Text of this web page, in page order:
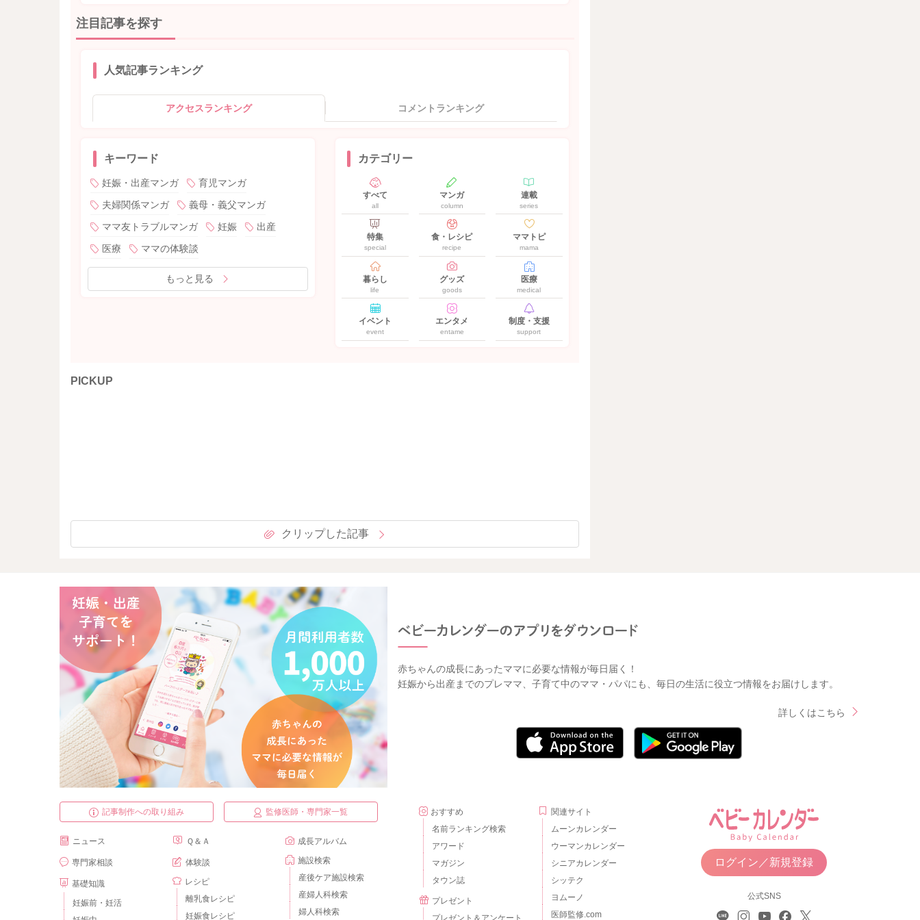
注目記事を探す
人気記事ランキング
アクセスランキング コメントランキング
キーワード
妊娠・出産マンガ
育児マンガ
夫婦関係マンガ
義母・義父マンガ
ママ友トラブルマンガ
妊娠
出産
医療
ママの体験談
もっと見る
カテゴリー
すべて
all
マンガ
column
連載
series
特集
special
食・レシピ
recipe
ママトピ
mama
暮らし
life
グッズ
goods
医療
medical
イベント
event
エンタメ
entame
制度・支援
support
PICKUP
クリップした記事
赤ちゃんの成長にあったママに必要な情報が毎日届く！
妊娠から出産までのプレママ、子育て中のママ・パパにも、毎日の生活に役立つ情報をお届けします。
詳しくはこちら
記事制作への取り組み 監修医師・専門家一覧
ニュース
専門家相談
基礎知識
妊娠前・妊活
Ｑ＆Ａ
体験談
レシピ
離乳食レシピ
妊娠食レシピ
成長アルバム
施設検索
産後ケア施設検索
産婦人科検索
婦人科検索
おすすめ
名前ランキング検索
アワード
マガジン
タウン誌
プレゼント
関連サイト
ムーンカレンダー
ウーマンカレンダー
シニアカレンダー
シッテク
ヨムーノ
医師監修.com
ログイン／新規登録
公式SNS